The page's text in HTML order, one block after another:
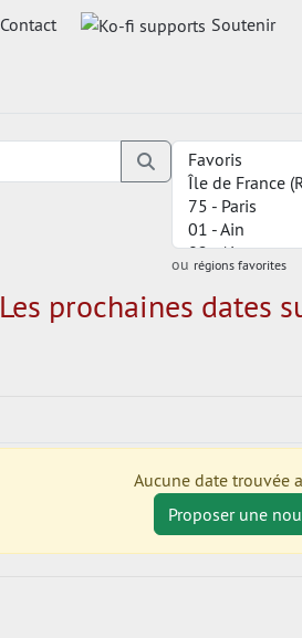
Contact Soutenir
ou régions favorites
Les prochaines dates
Aucune date trouvée
Proposer une